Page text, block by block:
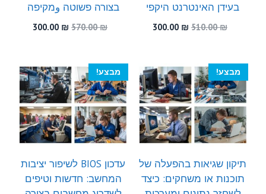
בעידן האינטרנט היקפי
510.00₪
המחיר
510.00 ₪.
300.00 ₪
300.00 ₪.
בצורה פשוטה وמקיפה
570.00₪
המחיר
570.00 ₪.
300.00 ₪
המחיר
300.00 ₪.
מבצע!
תיקון שגיאות בהפעלה של
תוכנות או משחקים: כיצד
מבצע!
עדכון BIOS לשיפור יציבות
המחשב: חדשות וטיפים